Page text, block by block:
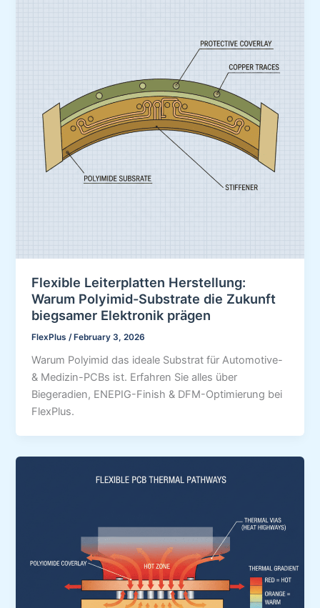
Flexible Leiterplatten Herstellung:
Warum Polyimid-Substrate die Zukunft
biegsamer Elektronik prägen
FlexPlus /February 3, 2026
Warum Polyimid das ideale Substrat für Automotive-
& Medizin-PCBs ist. Erfahren Sie alles über
Biegeradien, ENEPIG-Finish & DFM-Optimierung bei
FlexPlus.